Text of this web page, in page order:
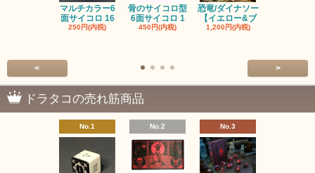
マルチカラー6
面サイコロ 16
250円(内税)
骨のサイコロ型
6面サイコロ 1
450円(内税)
恐竜/ダイナソー
【イエロー&ブ
1,200円(内税)
< >
ドラタコの売れ筋商品
No.1 No.2 No.3